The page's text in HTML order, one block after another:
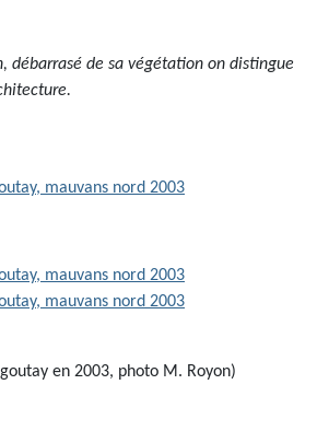
débarrasé de sa végétation on distingue
en 2003, photo M. Royon)